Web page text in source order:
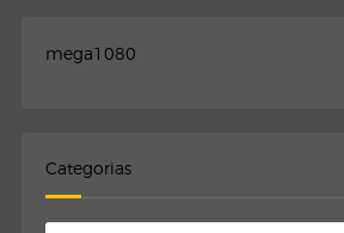
mega1080
Categorias